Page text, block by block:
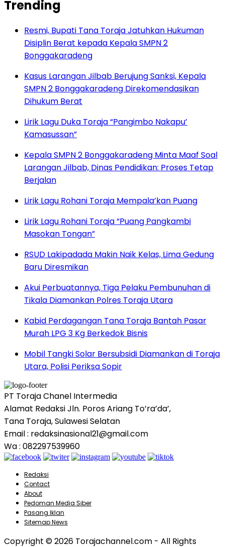
Trending
Resmi, Bupati Tana Toraja Jatuhkan Hukuman
Disiplin Berat kepada Kepala SMPN 2
Bonggakaradeng
Kasus Larangan Jilbab Berujung Sanksi, Kepala
SMPN 2 Bonggakaradeng Direkomendasikan
Dihukum Berat
Lirik Lagu Duka Toraja “Pangimbo Nakapu’
Kamasussan”
Kepala SMPN 2 Bonggakaradeng Minta Maaf Soal
Larangan Jilbab, Dinas Pendidikan: Proses Tetap
Berjalan
Lirik Lagu Rohani Toraja Mempala’kan Puang
Lirik Lagu Rohani Toraja “Puang Pangkambi
Masokan Tongan”
RSUD Lakipadada Makin Naik Kelas, Lima Gedung
Baru Diresmikan
Akui Perbuatannya, Tiga Pelaku Pembunuhan di
Tikala Diamankan Polres Toraja Utara
Kabid Perdagangan Tana Toraja Bantah Pasar
Murah LPG 3 Kg Berkedok Bisnis
Mobil Tangki Solar Bersubsidi Diamankan di Toraja
Utara, Polisi Periksa Sopir
PT Toraja Chanel Intermedia
Alamat Redaksi Jln. Poros Ariang To’ra’da’,
Tana Toraja, Sulawesi Selatan
Email : redaksinasional21@gmail.com
Wa : 082297539960
Redaksi
Contact
About
Pedoman Media Siber
Pasang Iklan
Sitemap News
Copyright © 2026 Torajachannel.com - All Rights